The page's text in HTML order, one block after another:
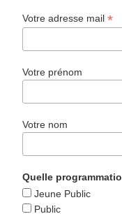
Votre adresse mail*
Votre prénom
Votre nom
Quelle
Jeune Public
Public